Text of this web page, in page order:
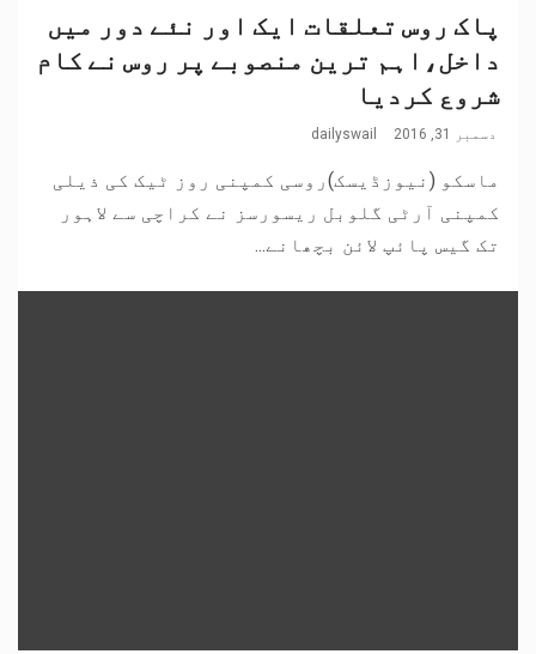
پاک روس تعلقات ایک اور نئے دور میں
داخل،اہم ترین منصوبے پر روس نے کام
شروع کردیا
دسمبر 31, 2016 dailyswail
ماسکو (نیوزڈیسک)روسی کمپنی روز ٹیک کی ذیلی
کمپنی آرٹی گلوبل ریسورسز نے کراچی سے لاہور
تک گیس پائپ لائن بچھانے...